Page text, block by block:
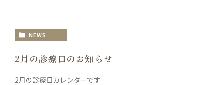
NEWS
2月の診療日のお知らせ
2月の診療日カレンダーです